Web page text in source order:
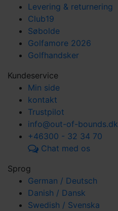
Levering & returnering
Club19
Søbolde
Golfamore 2026
Golfhandsker
Kundeservice
Min side
kontakt
Trustpilot
info@out-of-bounds.dk
+46300 - 32 34 70
Chat med os
Sprog
German / Deutsch
Danish / Dansk
Swedish / Svenska